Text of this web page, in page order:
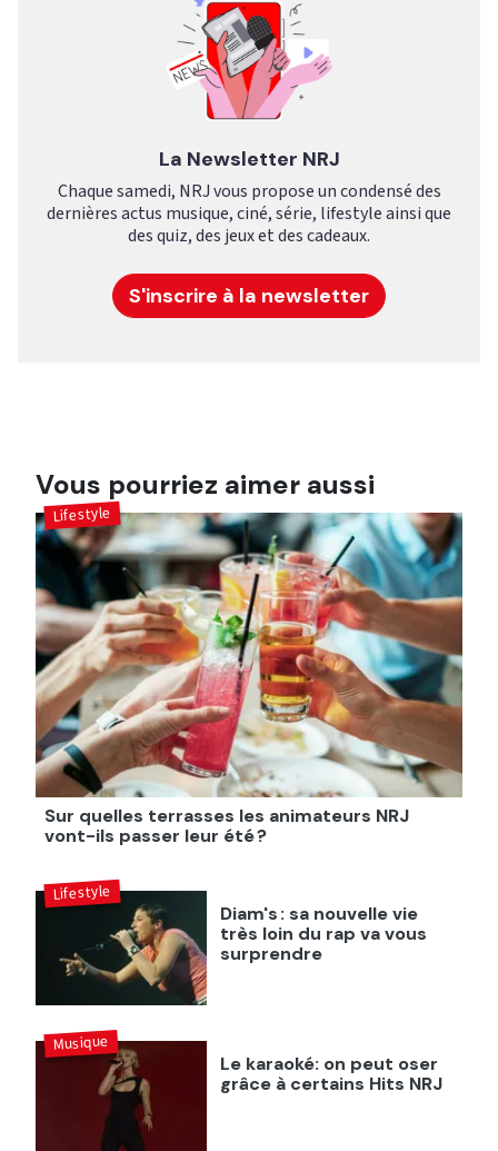
La Newsletter NRJ
Chaque samedi, NRJ vous propose un condensé des
dernières actus musique, ciné, série, lifestyle ainsi que
des quiz, des jeux et des cadeaux.
S'inscrire à la newsletter
Vous pourriez aimer aussi
Sur quelles terrasses les animateurs NRJ
vont-ils passer leur été ?
Lifestyle
Diam's : sa nouvelle vie
très loin du rap va vous
surprendre
Lifestyle
Le karaoké: on peut oser
grâce à certains Hits NRJ
Musique